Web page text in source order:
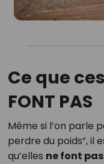
Ce que
FONT PAS
Même si l’on parle
perdre du poids”,
qu’elles ne font pas